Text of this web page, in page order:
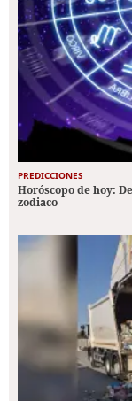
PREDICCIONES
Horóscopo de hoy:
zodiaco